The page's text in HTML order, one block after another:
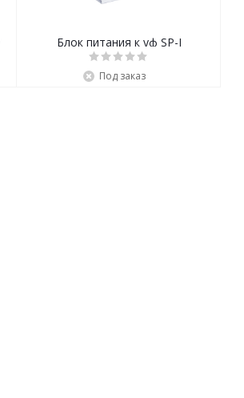
Блок питания к уф SP-I
Под заказ